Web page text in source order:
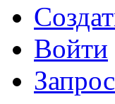
Войти